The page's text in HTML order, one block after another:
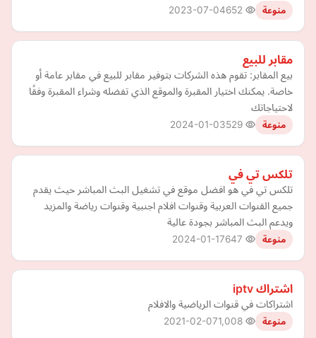
منوعة 2023-07-04
مقابر للبيع
بيع المقابر: تقوم هذه الشركات بتوفير مقابر للبيع في مقابر عامة أو
خاصة. يمكنك اختيار المقبرة والموقع الذي تفضله وشراء المقبرة وفقًا
لاحتياجاتك
منوعة 2024-01-03
تلكس تي في
تلكس تي في هو افضل موقع في تشغيل البث المباشر حيث يقدم
جميع القنوات العربية وقنوات افلام اجنبية وقنوات رياضة والمزيد
ويدعم البث المباشر بجودة عالية
منوعة 2024-01-17
اشتراك iptv
اشتراكات في قنوات الرياضية والافلام
منوعة 2021-02-07